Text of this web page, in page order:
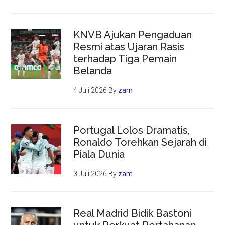
KNVB Ajukan Pengaduan
Resmi atas Ujaran Rasis
terhadap Tiga Pemain
Belanda
4 Juli 2026 By zam
Portugal Lolos Dramatis,
Ronaldo Torehkan Sejarah di
Piala Dunia
3 Juli 2026 By zam
Real Madrid Bidik Bastoni